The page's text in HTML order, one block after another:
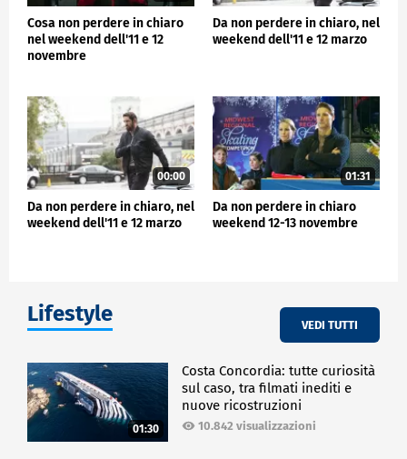
Cosa non perdere in chiaro
nel weekend dell'11 e 12
novembre
Da non perdere in chiaro, nel
weekend dell'11 e 12 marzo
00:00
Da non perdere in chiaro, nel
weekend dell'11 e 12 marzo
01:31
Da non perdere in chiaro
weekend 12-13 novembre
Lifestyle VEDI TUTTI
01:30
Costa Concordia: tutte curiosità
sul caso, tra filmati inediti e
nuove ricostruzioni
10.842 visualizzazioni